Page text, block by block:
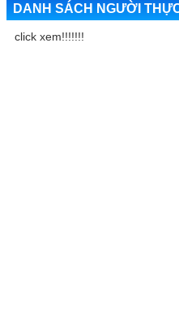
DANH SÁCH NGƯỜI
click xem!!!!!!!